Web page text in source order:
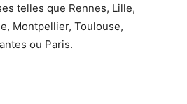
telles que Rennes, Lille,
Montpellier, Toulouse,
ou Paris.